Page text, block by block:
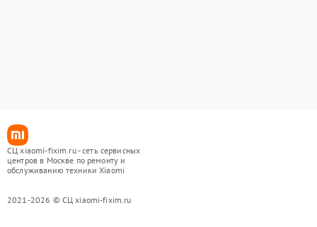
СЦ xiaomi-fixim.ru - сеть сервисных
центров в Москве по ремонту и
обслуживанию техники Xiaomi
2021-2026 © СЦ xiaomi-fixim.ru